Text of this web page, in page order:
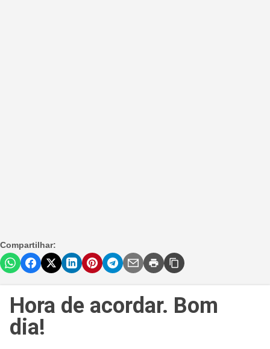
Compartilhar:
Hora de acordar. Bom
dia!